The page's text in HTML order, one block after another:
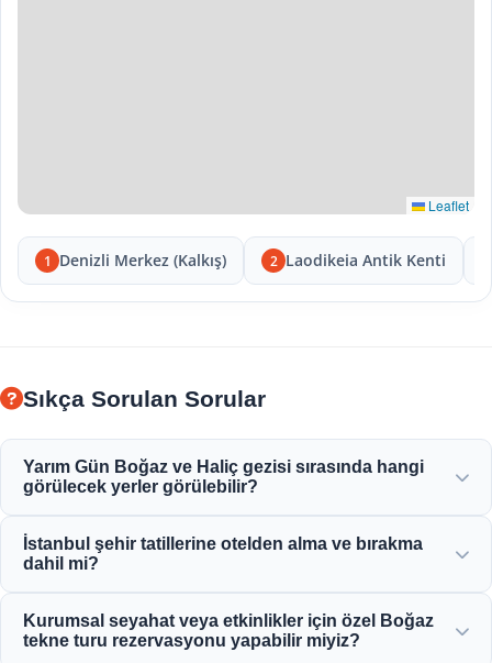
Leaflet
1 Denizli Merkez (Kalkış) 2 Laodikeia Antik Kenti
Sıkça Sorulan Sorular
Yarım Gün Boğaz ve Haliç gezisi sırasında hangi
görülecek yerler görülebilir?
Camii, Rumeli Hisarı ve zarif Osmanlı konaklarının
İstanbul şehir tatillerine otelden alma ve bırakma
dahil mi?
konumdaki otellerden uygun otel alma ve bırakma hizmeti
Kurumsal seyahat veya etkinlikler için özel Boğaz
tekne turu rezervasyonu yapabilir miyiz?